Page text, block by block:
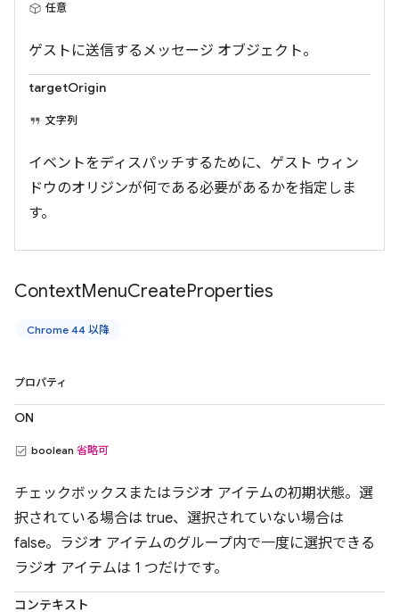
任意
ゲストに送信するメッセージ オブジェクト。
targetOrigin
文字列
イベントをディスパッチするために、ゲスト ウィン
ドウのオリジンが何である必要があるかを指定しま
す。
ContextMenuCreateProperties
Chrome 44 以降
プロパティ
ON
boolean 省略可
チェックボックスまたはラジオ アイテムの初期状態。選
択されている場合は true、選択されていない場合は
false。ラジオ アイテムのグループ内で一度に選択できる
ラジオ アイテムは 1 つだけです。
コンテキスト